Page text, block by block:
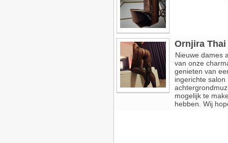
Ornjira Thai
Nieuwe dames
van onze
genieten van
ingerichte
mogelijk te
hebben. Wij